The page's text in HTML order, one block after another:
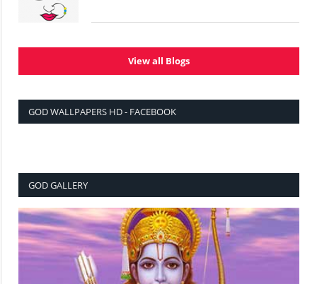
View all Blogs
GOD WALLPAPERS HD - FACEBOOK
GOD GALLERY